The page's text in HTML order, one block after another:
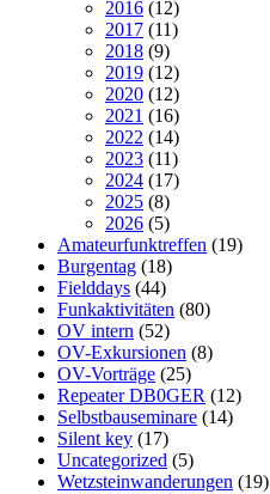
2016 (12)
2017 (11)
2018 (9)
2019 (12)
2020 (12)
2021 (16)
2022 (14)
2023 (11)
2024 (17)
2025 (8)
2026 (5)
Amateurfunktreffen (19)
Burgentag (18)
Fielddays (44)
Funkaktivitäten (80)
OV intern (52)
OV-Exkursionen (8)
OV-Vorträge (25)
Repeater DB0GER (12)
Selbstbauseminare (14)
Silent key (17)
Uncategorized (5)
Wetzsteinwanderungen (19)